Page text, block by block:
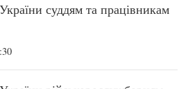
суддям та працівникам